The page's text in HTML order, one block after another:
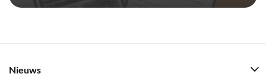
Nieuws